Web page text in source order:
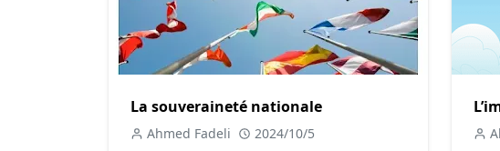
justice sociale et d'améliorer les conditions de vie des
Enfin, la grève est un outil de solidarité entre travailleurs.
employés et de promouvoir une prise de conscience
plus vulnérables.
La souveraineté nationale
Ahmed Fadeli 2024/10/5